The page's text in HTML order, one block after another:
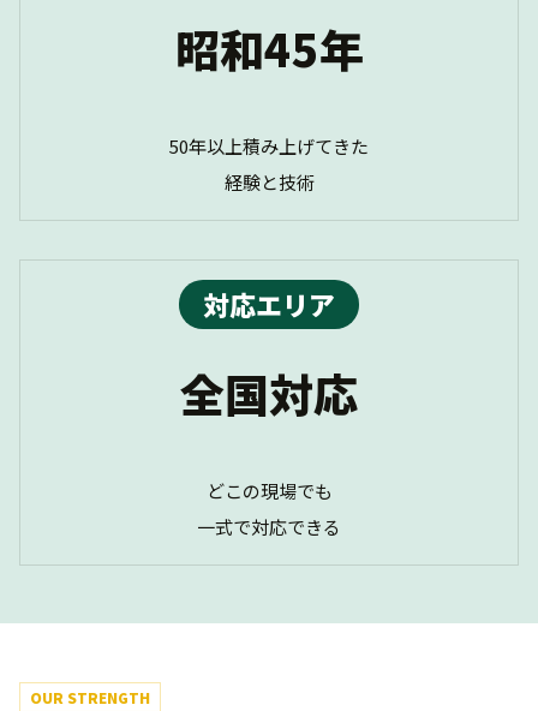
昭和45年
50年以上積み上げてきた
経験と技術
対応エリア
全国対応
どこの現場でも
一式で対応できる
OUR STRENGTH